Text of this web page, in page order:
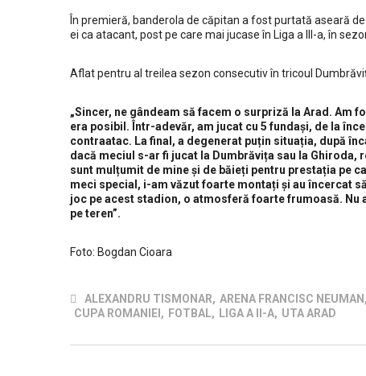
În premieră, banderola de căpitan a fost purtată aseară de
ei ca atacant, post pe care mai jucase în Liga a III-a, în
Aflat pentru al treilea sezon consecutiv în tricoul
„Sincer, ne gândeam să facem o surpriză la Arad. Am
era posibil. Într-adevăr, am jucat cu 5 fundași, de la
contraatac. La final, a degenerat puțin situația, după
dacă meciul s-ar fi jucat la Dumbrăvița sau la Ghiroda,
sunt mulțumit de mine și de băieți pentru prestația pe
meci special, i-am văzut foarte montați și au încercat
joc pe acest stadion, o atmosferă foarte frumoasă. Nu
pe teren”.
Foto: Bogdan Cioara
ALEXANDRU TISMONAR, ARENA FRANCISC NEUMAN ,
CUPA ROMANIEI , FOTBAL, LIGA A II-A, UTA ARAD
Despre club